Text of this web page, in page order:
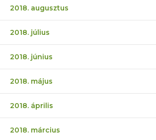
2018. augusztus
2018. július
2018. június
2018. május
2018. április
2018. március